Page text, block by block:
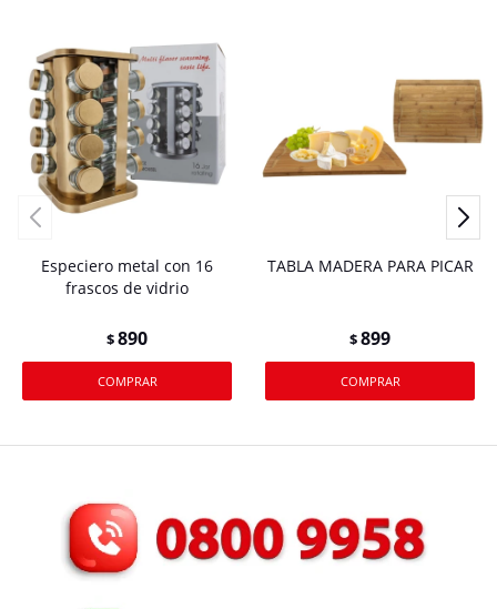
Especiero metal con 16
frascos de vidrio
$890
TABLA MADERA PARA PICAR
$899